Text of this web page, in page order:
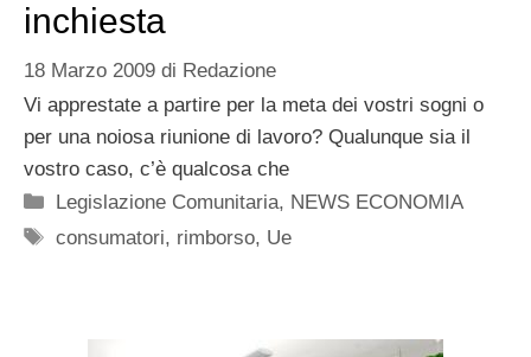
inchiesta
18 Marzo 2009 di Redazione
Vi apprestate a partire per la meta dei vostri sogni o
per una noiosa riunione di lavoro? Qualunque sia il
vostro caso, c’è qualcosa che
Categorie
Legislazione Comunitaria, NEWS ECONOMIA
Tag
consumatori, rimborso, Ue